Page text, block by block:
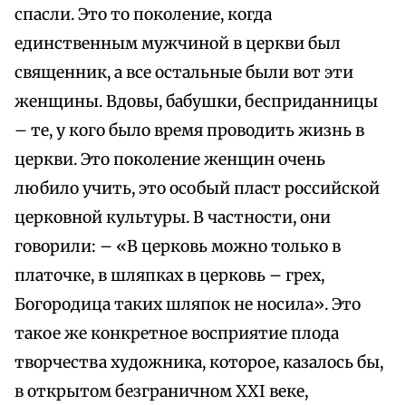
спасли. Это то поколение, когда
единственным мужчиной в церкви был
священник, а все остальные были вот эти
женщины. Вдовы, бабушки, бесприданницы
– те, у кого было время проводить жизнь в
церкви. Это поколение женщин очень
любило учить, это особый пласт российской
церковной культуры. В частности, они
говорили: – «В церковь можно только в
платочке, в шляпках в церковь – грех,
Богородица таких шляпок не носила». Это
такое же конкретное восприятие плода
творчества художника, которое, казалось бы,
в открытом безграничном XXI веке,